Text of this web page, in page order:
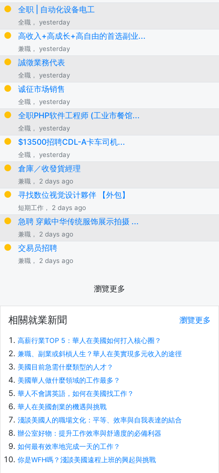
全职 | 自动化设备电工
全職， yesterday
高收入+高成长+高自由的首选副业...
兼職， yesterday
誠徵業務代表
全職， yesterday
诚征市场销售
全職， yesterday
全职PHP软件工程师 (工业市餐馆...
全職， yesterday
$13500招聘CDL-A卡车司机...
全職， yesterday
倉庫／收發貨經理
兼職， 2 days ago
寻找数位视觉设计夥伴 【外包】
短期工作， 2 days ago
急聘 穿戴中华传统服饰展示拍摄 ...
兼職， 2 days ago
交易员招聘
兼職， 2 days ago
瀏覽更多
相關就業新聞 瀏覽更多
高薪行業TOP 5：華人在美國如何打入核心圈？
兼職、副業或斜槓人生？華人在美實現多元收入的途徑
美國目前急需什麼類型的人才？
美國華人做什麼領域的工作最多？
華人不會講英語，如何在美國找工作？
華人在美國創業的機遇與挑戰
淺談美國人的職場文化：平等、效率與自我表達的結合
辦公室好物：提升工作效率與舒適度的必備利器
如何最有效率地完成一天的工作？
你是WFH嗎？淺談美國遠程上班的興起與挑戰